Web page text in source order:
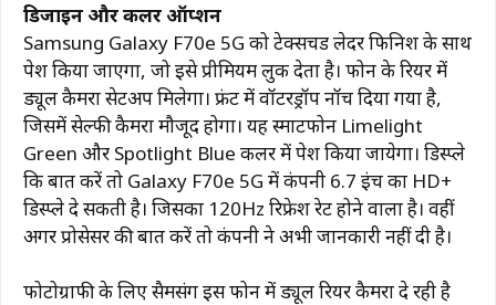
डिजाइन और कलर ऑप्शन
Samsung Galaxy F70e 5G को टेक्सचर्ड लेदर फिनिश के साथ
पेश किया जाएगा, जो इसे प्रीमियम लुक देता है। फोन के रियर में
ड्यूल कैमरा सेटअप मिलेगा। फ्रंट में वॉटरड्रॉप नॉच दिया गया है,
जिसमें सेल्फी कैमरा मौजूद होगा। यह स्मार्टफोन Limelight
Green और Spotlight Blue कलर में पेश किया जायेगा। डिस्प्ले
कि बात करें तो Galaxy F70e 5G में कंपनी 6.7 इंच का HD+
डिस्प्ले दे सकती है। जिसका 120Hz रिफ्रेश रेट होने वाला है। वहीं
अगर प्रोसेसर की बात करें तो कंपनी ने अभी जानकारी नहीं दी है।
फोटोग्राफी के लिए सैमसंग इस फोन में ड्यूल रियर कैमरा दे रही है